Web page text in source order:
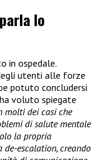
lo
in ospedale.
utenti alle forze
potuto concludersi
voluto spiegate
molti dei casi che
di salute mentale
la propria
escalation, creando